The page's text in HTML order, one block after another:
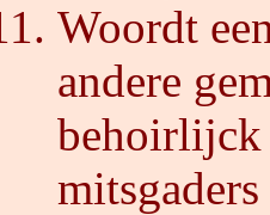
Woordt
andere
behoirlijck